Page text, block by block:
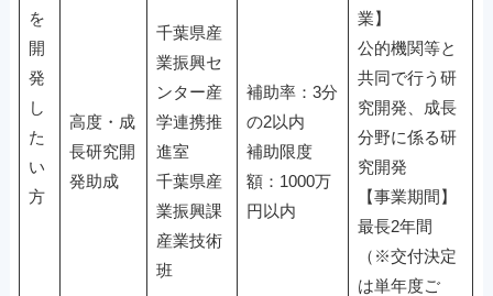
を
開
発
し
た
い
方
高度・成
長研究開
発助成
千葉県産
業振興セ
ンター産
学連携推
進室
千葉県産
業振興課
産業技術
班
補助率：3分
の2以内
補助限度
額：1000万
円以内
業】
公的機関等と
共同で行う研
究開発、成長
分野に係る研
究開発
【事業期間】
最長2年間
（※交付決定
は単年度ご